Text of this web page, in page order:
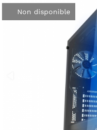
Non disponible